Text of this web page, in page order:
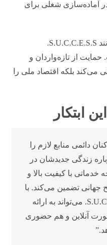
آماده‌سازی شغلی برای
سرمایه‌گذاری در سازمان‌هایی مانند S.U.C.C.E.S.S.
حمایت از تازه‌واردان و
می‌کند بلکه اقتصاد ملی را
ابتکار
دائمی منابع لازم را
زندگی جدیدشان در
خدماتی با کیفیت بالا و
تضمین می‌کند. با
سرمایه‌گذاری ما، S.U.C.C.E.S.S. می‌تواند به ارائه
آنلاین و هم حضوری